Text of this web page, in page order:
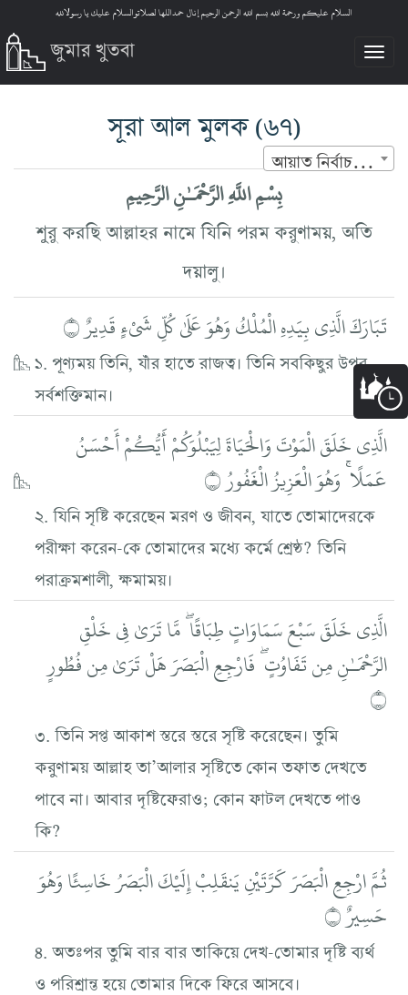
السلام عليكم ورحمة الله بسم الله الرحمن الرحيم إنال حمداللها لصلاتوالسلام عليك يا رسولالله
জুমার খুতবা
সূরা আল মুলক (৬৭)
আয়াত নির্বাচন করুন
بِسْمِ اللَّهِ الرَّحْمَـٰنِ الرَّحِيمِ
শুরু করছি আল্লাহর নামে যিনি পরম করুণাময়, অতি
দয়ালু।
تَبَارَكَ الَّذِي بِيَدِهِ الْمُلْكُ وَهُوَ عَلَىٰ كُلِّ شَيْءٍ قَدِيرٌ ۝
১. পূণ্যময় তিনি, যাঁর হাতে রাজত্ব। তিনি সবকিছুর উপর
সর্বশক্তিমান।
الَّذِي خَلَقَ الْمَوْتَ وَالْحَيَاةَ لِيَبْلُوَكُمْ أَيُّكُمْ أَحْسَنُ
عَمَلًا ۚ وَهُوَ الْعَزِيزُ الْغَفُورُ ۝
২. যিনি সৃষ্টি করেছেন মরণ ও জীবন, যাতে তোমাদেরকে
পরীক্ষা করেন-কে তোমাদের মধ্যে কর্মে শ্রেষ্ঠ? তিনি
পরাক্রমশালী, ক্ষমাময়।
الَّذِي خَلَقَ سَبْعَ سَمَاوَاتٍ طِبَاقًا ۖ مَّا تَرَىٰ فِي خَلْقِ
الرَّحْمَـٰنِ مِن تَفَاوُتٍ ۖ فَارْجِعِ الْبَصَرَ هَلْ تَرَىٰ مِن فُطُورٍ
۝
৩. তিনি সপ্ত আকাশ স্তরে স্তরে সৃষ্টি করেছেন। তুমি
করুণাময় আল্লাহ তা’আলার সৃষ্টিতে কোন তফাত দেখতে
পাবে না। আবার দৃষ্টিফেরাও; কোন ফাটল দেখতে পাও
কি?
ثُمَّ ارْجِعِ الْبَصَرَ كَرَّتَيْنِ يَنقَلِبْ إِلَيْكَ الْبَصَرُ خَاسِئًا وَهُوَ
حَسِيرٌ ۝
৪. অতঃপর তুমি বার বার তাকিয়ে দেখ-তোমার দৃষ্টি ব্যর্থ
ও পরিশ্রান্ত হয়ে তোমার দিকে ফিরে আসবে।